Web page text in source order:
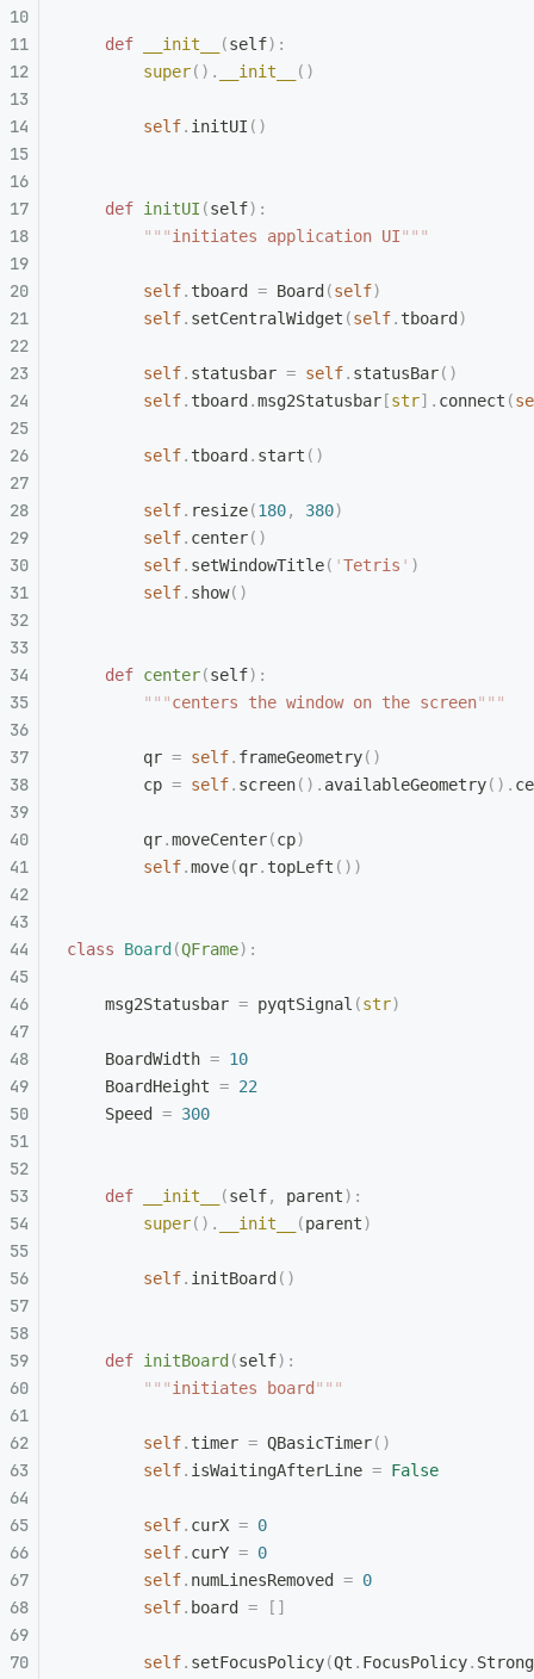
    def
__init__ (self):
        super
(). __init__ ()
        self
. initUI ()
    def
initUI (self):
        """
initiates application UI"""
        self
. tboard = Board (self)
        self
. setCentralWidget (self. tboard )
        self
. statusbar = self. statusBar()
        self
. tboard .msg2Statusbar [str]. connect (
        self
. tboard . start ()
        self
. resize(180, 380)
        self
. center()
        self
. setWindowTitle( 'Tetris ' )
        self
. show()
    def
center(self):
        """
centers the window on the screen"""
        qr
= self. frameGeometry()
        cp
= self. screen(). availableGeometry().
        qr
.moveCenter(cp)
        self
.move(qr. topLeft ())
class Board (QFrame):
    msg2Statusbar
= pyqtSignal (str)
    BoardWidth
= 10
    BoardHeight
= 22
    Speed
= 300
    def
__init__ (self, parent):
        super
(). __init__ (parent)
        self
. initBoard ()
    def
initBoard (self):
        """
initiates board """
        self
. timer = QBasicTimer()
        self
. isWaitingAfterLine = False
        self
. curX = 0
        self
. curY = 0
        self
. numLinesRemoved = 0
        self
. board = []
        self
. setFocusPolicy(Qt . FocusPolicy.